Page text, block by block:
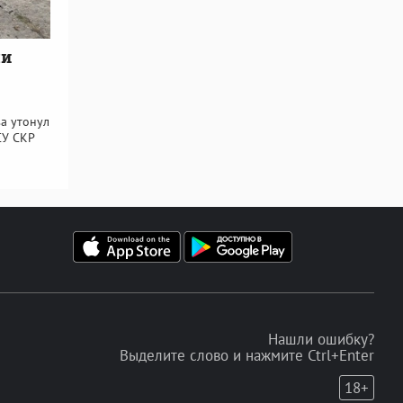
утонул
СКР
Нашли ошибку?
Выделите слово и нажмите Ctrl+Enter
18+